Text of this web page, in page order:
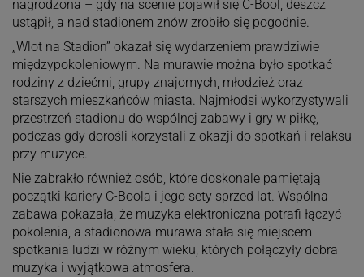
nagrodzona – gdy na scenie pojawił się C-Bool, deszcz
ustąpił, a nad stadionem znów zrobiło się pogodnie.
„Wlot na Stadion” okazał się wydarzeniem prawdziwie
międzypokoleniowym. Na murawie można było spotkać
rodziny z dziećmi, grupy znajomych, młodzież oraz
starszych mieszkańców miasta. Najmłodsi wykorzystywali
przestrzeń stadionu do wspólnej zabawy i gry w piłkę,
podczas gdy dorośli korzystali z okazji do spotkań i relaksu
przy muzyce.
Nie zabrakło również osób, które doskonale pamiętają
początki kariery C-Boola i jego sety sprzed lat. Wspólna
zabawa pokazała, że muzyka elektroniczna potrafi łączyć
pokolenia, a stadionowa murawa stała się miejscem
spotkania ludzi w różnym wieku, których połączyły dobra
muzyka i wyjątkowa atmosfera.